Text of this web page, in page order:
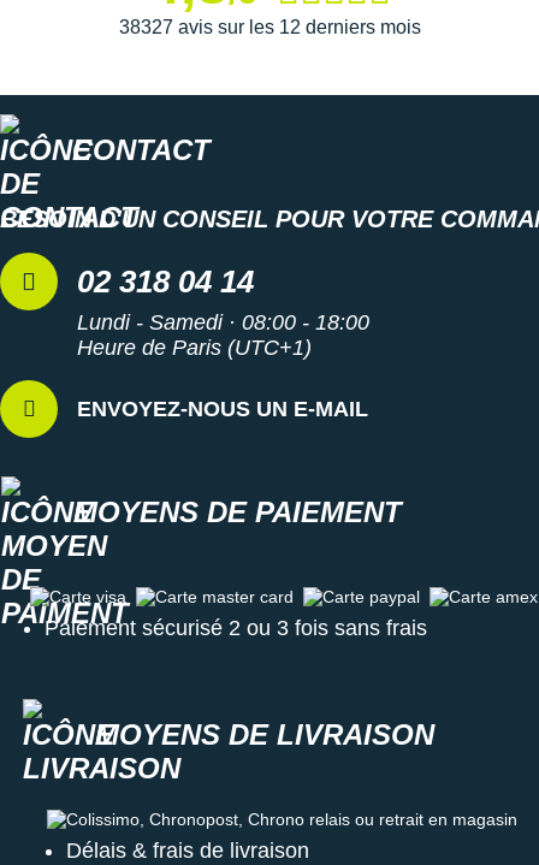
Semelle extérieure: gage de légèreté, elle promet une
en toutes circonstances.
Poids constaté chez i-Run : 261 g en taille 42
Les autres produits adidas
38327 avis sur les 12 derniers mois
CONTACT
BESOIN D'UN CONSEIL POUR VOTRE
02 318 04 14
Lundi - Samedi · 08:00 - 18:00
Heure de Paris (UTC+1)
ENVOYEZ-NOUS UN E-MAIL
MOYENS DE PAIEMENT
Carte visa Carte master card Carte paypal Carte amex
Paiement sécurisé 2 ou 3 fois sans frais
MOYENS DE LIVRAISON
Colissimo, Chronopost, Chrono relais ou retrait en magasin
Délais & frais de livraison